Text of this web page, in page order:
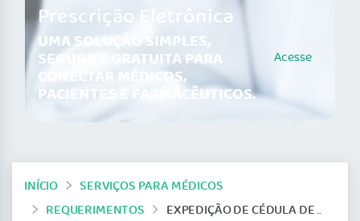
Prescrição Eletrônica
UMA SOLUÇÃO SIMPLES,
SEGURA E GRATUITA PARA
CONECTAR MÉDICOS,
PACIENTES E FARMACÊUTICOS.
Acesse
INÍCIO
SERVIÇOS PARA MÉDICOS
REQUERIMENTOS
EXPEDIÇÃO DE CÉDULA DE IDENTIDADE MÉDICA E CARTEIRA PROFISSIONAL DE MÉDICO